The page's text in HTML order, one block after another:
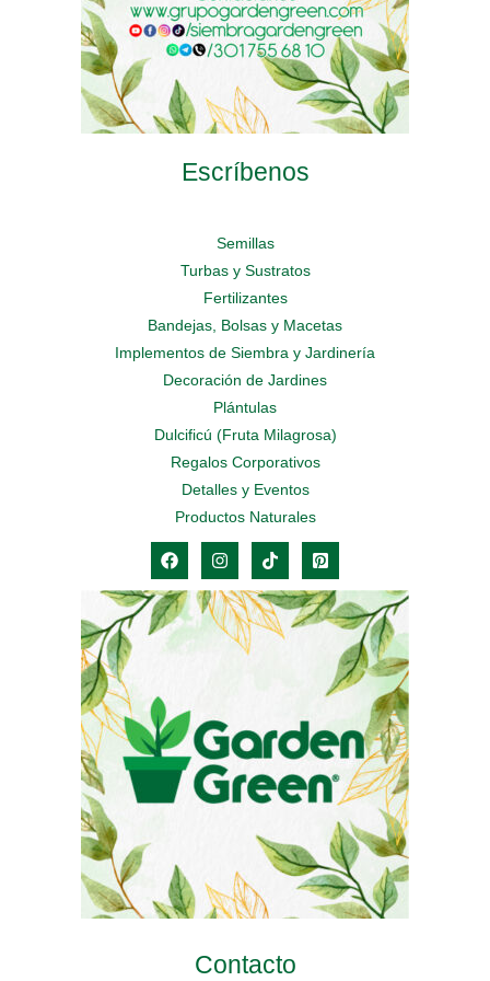
page
page
Escríbenos
Semillas
Turbas y Sustratos
Fertilizantes
Bandejas, Bolsas y Macetas
Implementos de Siembra y Jardinería
Decoración de Jardines
Plántulas
Dulcificú (Fruta Milagrosa)
Regalos Corporativos
Detalles y Eventos
Productos Naturales
Contacto